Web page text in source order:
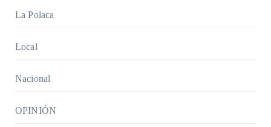
La Polaca
Local
Nacional
OPINIÓN